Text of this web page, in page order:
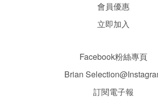
會員優惠
立即加入
Facebook粉絲專頁
Brian
訂閱電子報